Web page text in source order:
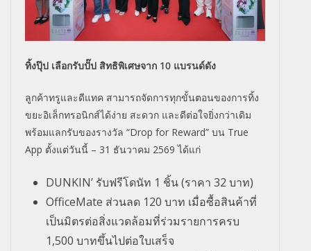
ทิ้งปุ๊ป เลือกรับปั๊ป สิทธิพิเศษจาก 10 แบรนด์ดัง
ลูกค้าทรูและดีแทค สามารถจัดการทุกขั้นตอนของการทิ้ง
ขยะอิเล็กทรอนิกส์ได้ง่าย สะดวก และดีต่อใจยิ่งกว่าเดิม
พร้อมแลกรับของรางวัล “Drop for Reward” บน True
App ตั้งแต่วันนี้ – 31 ธันวาคม 2569 ได้แก่
DUNKIN’ รับฟรีโดนัท 1 ชิ้น (ราคา 32 บาท)
OfficeMate ส่วนลด 120 บาท เมื่อซื้อสินค้าที่
เป็นมิตรต่อสิ่งแวดล้อมที่ร่วมรายการครบ
1,500 บาทขึ้นไปต่อใบเสร็จ